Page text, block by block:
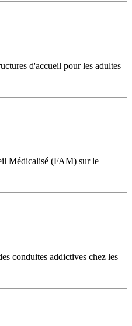
d'accueil pour les adultes
Médicalisé (FAM) sur le
conduites addictives chez les